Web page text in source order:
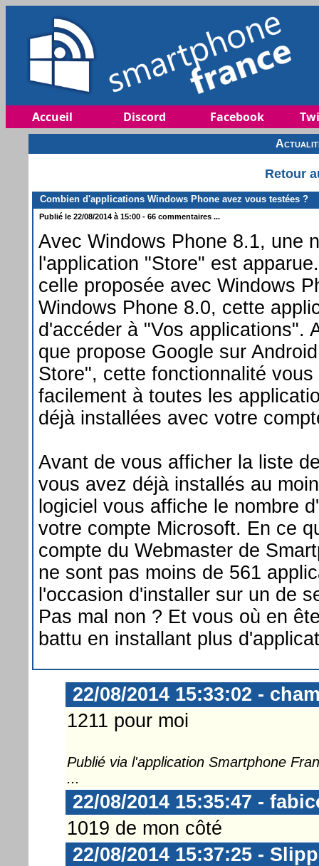
Accueil Discord Facebook
Retour
Combien d'applications Windows Phone avez vous testées ?
Publié le 22/08/2014 à 15:00 - 66 commentaires ...
Avec Windows Phone 8.1, une
l'application "Store" est
celle proposée avec Windows
Windows Phone 8.0, cette
d'accéder à "Vos applications".
que propose Google sur
Store", cette fonctionnalité
facilement à toutes les
déjà installées avec votre
Avant de vous afficher la liste
vous avez déjà installés au
logiciel vous affiche le nombre
votre compte Microsoft. En ce
compte du Webmaster de
ne sont pas moins de 561
l'occasion d'installer sur un de
Pas mal non ? Et vous où en
battu en installant plus
22/08/2014 15:33:02 -
1211 pour moi
Publié via l'application Smartphone
...
22/08/2014 15:35:47 -
1019 de mon côté
22/08/2014 15:37:25 -